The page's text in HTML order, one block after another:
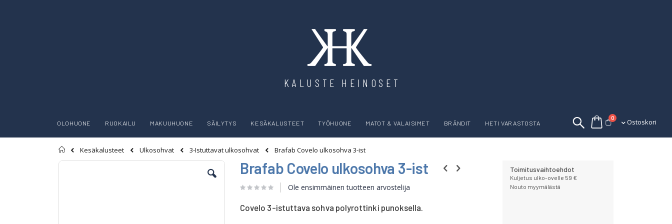
KALUSTE HEINOSET
Ostoskori
0tuotettaOstoskori
OLOHUONE RUOKAILU MAKUUHUONE SÄILYTYS KESÄKALUSTEET TYÖHUONE MATOT & VALAISIMET BRÄNDIT HETI VARASTOSTA
Etusivu
Kesäkalusteet Ulkosohvat 3-Istuttavat ulkosohvat
Brafab Covelo ulkosohva 3-ist
Skip
Brafab Covelo ulkosohva 3-ist
Ole ensimmäinen tuotteen arvostelija
Covelo 3-istuttava sohva polyrottinki punoksella.
Toimitusvaihtoehdot
Kuljetus ulko-ovelle 59 €
Nouto myymälästä